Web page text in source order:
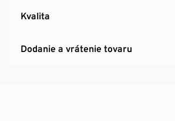
Kvalita
Dodanie a vrátenie tovaru